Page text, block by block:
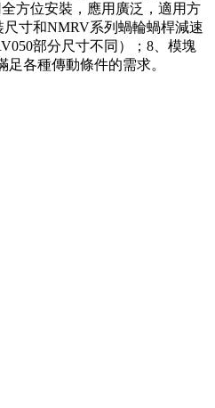
方位安裝，應用廣泛，適用方
寸和NMRV系列蝸輪蝸桿減速
部分尺寸不同）；8、模塊
各種傳動條件的需求。